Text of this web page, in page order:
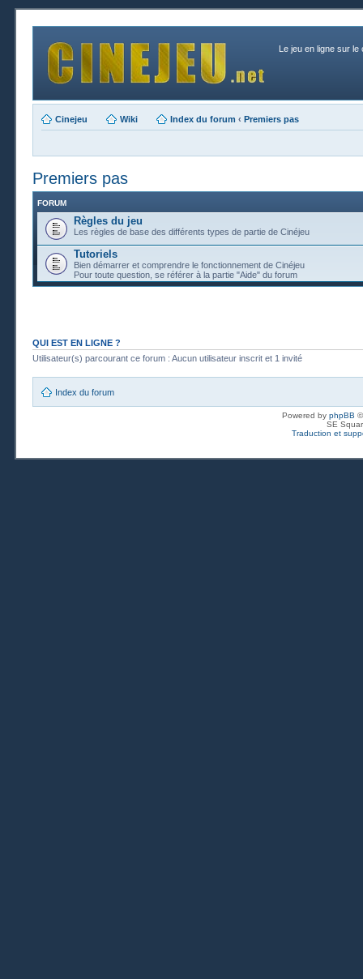
Le jeu en ligne sur le
Cinejeu Wiki Index du forum ‹ Premiers pas
Premiers pas
FORUM
Règles du jeu
Les règles de base des différents types de partie de Cinéjeu
Tutoriels
Bien démarrer et comprendre le fonctionnement de Cinéjeu
Pour toute question, se référer à la partie "Aide" du forum
QUI EST EN LIGNE ?
Utilisateur(s) parcourant ce forum : Aucun utilisateur inscrit et 1 invité
Index du forum
Powered by phpBB
SE
Traduction et